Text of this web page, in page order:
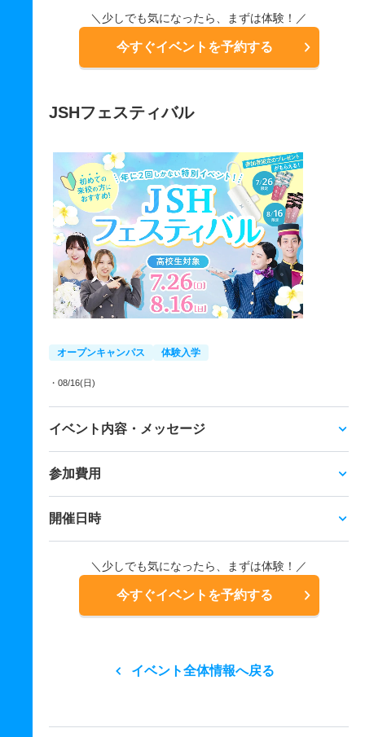
＼少しでも気になったら、まずは体験！／
今すぐイベントを予約する
JSHフェスティバル
オープンキャンパス 体験入学
・08/16(日)
イベント内容・メッセージ
参加費用
開催日時
＼少しでも気になったら、まずは体験！／
今すぐイベントを予約する
イベント全体情報へ戻る